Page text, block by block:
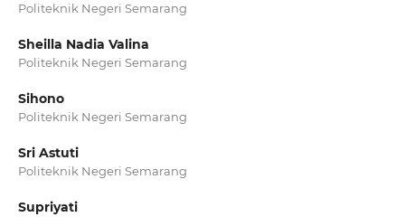
Politeknik Negeri Semarang
Sheilla Nadia Valina
Politeknik Negeri Semarang
Sihono
Politeknik Negeri Semarang
Sri Astuti
Politeknik Negeri Semarang
Supriyati